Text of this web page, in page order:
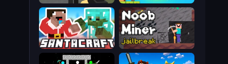
Noob Miner: Escape From Prison
SantaCraft